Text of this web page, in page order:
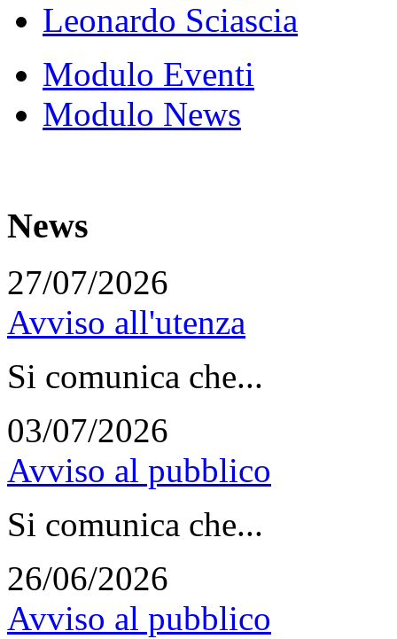
Leonardo Sciascia
Modulo Eventi
Modulo News
News
27/07/2026
Avviso all'utenza
Si comunica che...
03/07/2026
Avviso al pubblico
Si comunica che...
26/06/2026
Avviso al pubblico